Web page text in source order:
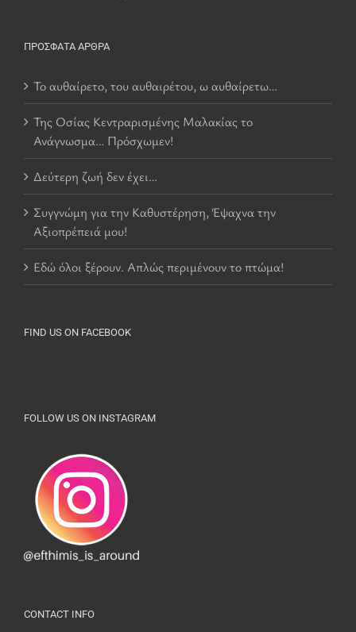
ΠΡΌΣΦΑΤΑ ΆΡΘΡΑ
Το αυθαίρετο, του αυθαιρέτου, ω αυθαίρετω…
Της Οσίας Κεντραρισμένης Μαλακίας το
Ανάγνωσμα… Πρόσχωμεν!
Δεύτερη ζωή δεν έχει…
Συγγνώμη για την Καθυστέρηση, Έψαχνα την
Αξιοπρέπειά μου!
Εδώ όλοι ξέρουν. Απλώς περιμένουν το πτώμα!
FIND US ON FACEBOOK
FOLLOW US ON INSTAGRAM
CONTACT INFO